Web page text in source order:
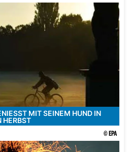
MIT SEINEM HUND IN K
© EPA